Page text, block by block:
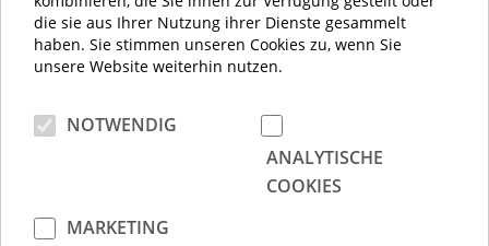
Dokumente
Datenblatt e-STUDIO5008LP Serie, Screenversion
Informationsleitfaden DSGVO
Kontakt
die sie aus Ihrer Nutzung ihrer Dienste gesammelt
haben. Sie stimmen unseren Cookies zu, wenn Sie
unsere Website weiterhin nutzen.
NOTWENDIG
ANALYTISCHE
COOKIES
MARKETING